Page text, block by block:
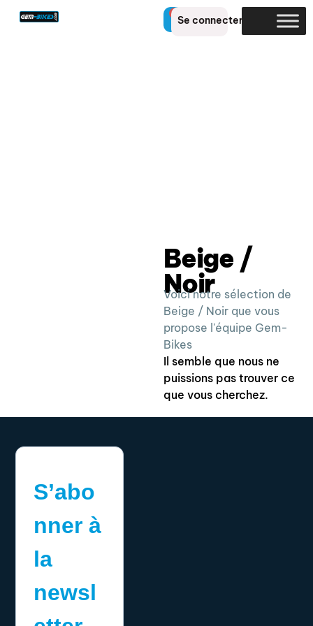
Se connecter
Beige /
Noir
Voici notre sélection de
Beige / Noir que vous
propose l'équipe Gem-
Bikes
Il semble que nous ne
puissions pas trouver ce
que vous cherchez.
S’abo
nner à
la
newsl